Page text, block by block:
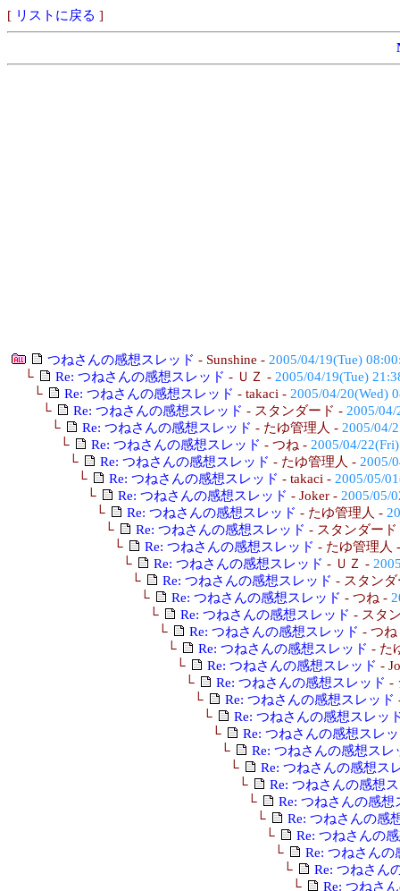
[ リストに戻る ]
つねさんの感想スレッド - Sunshine - 2005/04/19(Tue)
└
Re: つねさんの感想スレッド - ＵＺ - 2005/04/19(Tue)
└
Re: つねさんの感想スレッド - takaci - 2005/04/20(Wed)
└
Re: つねさんの感想スレッド - スタンダード - 2005/04/
└
Re: つねさんの感想スレッド - たゆ管理人 - 2005/04/
└
Re: つねさんの感想スレッド - つね - 2005/04/
└
Re: つねさんの感想スレッド - たゆ管理人 - 2005/
└
Re: つねさんの感想スレッド - takaci - 2005/05/
└
Re: つねさんの感想スレッド - Joker - 2005/05/
└
Re: つねさんの感想スレッド - たゆ管理人 -
└
Re: つねさんの感想スレッド - スタンダー
└
Re: つねさんの感想スレッド - たゆ管理人
└
Re: つねさんの感想スレッド - ＵＺ -
└
Re: つねさんの感想スレッド - スタン
└
Re: つねさんの感想スレッド - つね -
└
Re: つねさんの感想スレッド - スタ
└
Re: つねさんの感想スレッド - つ
└
Re: つねさんの感想スレッド - た
└
Re: つねさんの感想スレッド -
└
Re: つねさんの感想スレッド -
└
Re: つねさんの感想スレッド
└
Re: つねさんの感想スレッ
└
Re: つねさんの感想スレ
└
Re: つねさんの感想スレ
└
Re: つねさんの感想ス
└
Re: つねさんの感想
└
Re: つねさんの感想
└
Re: つねさんの感
└
Re: つねさんの
└
Re: つねさんの
└
Re: つねさん
└
Re: つねさ